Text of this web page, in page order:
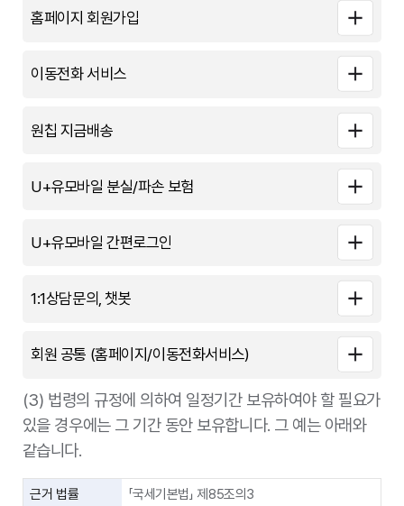
홈페이지 회원가입
이동전화 서비스
원칩 지금배송
U+유모바일 분실/파손 보험
U+유모바일 간편로그인
1:1상담문의, 챗봇
회원 공통 (홈페이지/이동전화서비스)
(3) 법령의 규정에 의하여 일정기간 보유하여야 할 필요가
있을 경우에는 그 기간 동안 보유합니다. 그 예는 아래와
같습니다.
근거 법률 「국세기본법」 제85조의3